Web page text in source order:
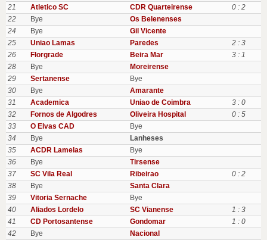
21
Atletico SC CDR Quarteirense
0 : 2
22
Bye
Os Belenenses
24
Bye
Gil Vicente
25
Uniao Lamas Paredes
2 : 3
26
Florgrade Beira Mar
3 : 1
28
Bye
Moreirense
29
Sertanense
Bye
30
Bye
Amarante
31
Academica Uniao de Coimbra
3 : 0
32
Fornos de Algodres Oliveira Hospital
0 : 5
33
O Elvas CAD
Bye
34
Bye
Lanheses
35
ACDR Lamelas
Bye
36
Bye
Tirsense
37
SC Vila Real Ribeirao
0 : 2
38
Bye
Santa Clara
39
Vitoria Sernache
Bye
40
Aliados Lordelo SC Vianense
1 : 3
41
CD Portosantense Gondomar
1 : 0
42
Bye
Nacional